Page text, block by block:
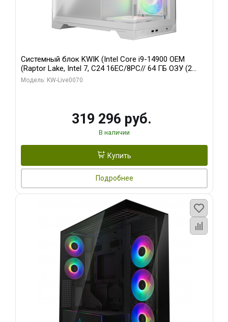
Системный блок KWIK (Intel Core i9-14900 OEM
(Raptor Lake, Intel 7, C24 16EC/8PC// 64 ГБ ОЗУ (2
модуля)/ Gigabyte RTX5080 XTREME WATERFORCE
Модель: KW-Live0070
319 296 руб.
В наличии
Купить
Подробнее